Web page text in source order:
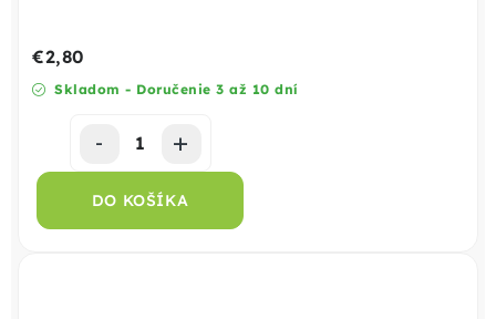
Skladom - Doručenie 3 až 10 dní
€2,80
DO KOŠÍKA